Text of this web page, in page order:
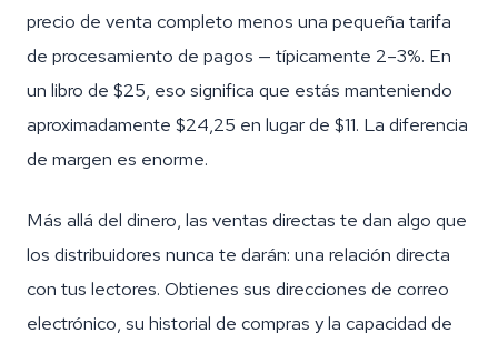
precio de venta completo menos una pequeña tarifa
de procesamiento de pagos — típicamente 2–3%. En
un libro de $25, eso significa que estás manteniendo
aproximadamente $24,25 en lugar de $11. La diferencia
de margen es enorme.
Más allá del dinero, las ventas directas te dan algo que
los distribuidores nunca te darán: una relación directa
con tus lectores. Obtienes sus direcciones de correo
electrónico, su historial de compras y la capacidad de